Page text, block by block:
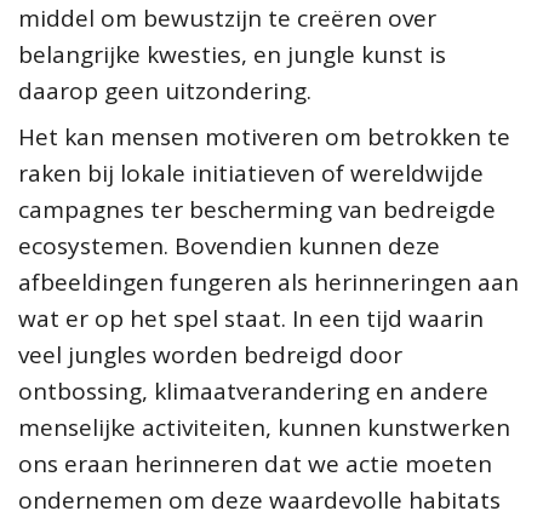
middel om bewustzijn te creëren over
belangrijke kwesties, en jungle kunst is
daarop geen uitzondering.
Het kan mensen motiveren om betrokken te
raken bij lokale initiatieven of wereldwijde
campagnes ter bescherming van bedreigde
ecosystemen. Bovendien kunnen deze
afbeeldingen fungeren als herinneringen aan
wat er op het spel staat. In een tijd waarin
veel jungles worden bedreigd door
ontbossing, klimaatverandering en andere
menselijke activiteiten, kunnen kunstwerken
ons eraan herinneren dat we actie moeten
ondernemen om deze waardevolle habitats